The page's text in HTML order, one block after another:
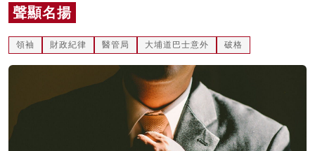
名家榜
灼見活動
關於我們
聲顯名揚
領袖 財政紀律 醫管局 大埔道巴士意外 破格